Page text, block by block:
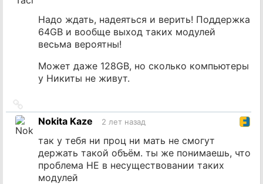
Надо ждать, надеяться и верить! Поддержка
64GB и вообще выход таких модулей
весьма вероятны!
Может даже 128GB, но сколько компьютеры
у Никиты не живут.
на
источник
Nokita Kaze 2 лет назад
так у тебя ни проц ни мать не смогут
держать такой объём. ты же понимаешь, что
проблема НЕ в несуществовании таких
модулей